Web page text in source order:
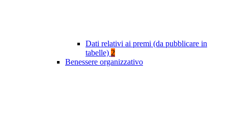
Dati relativi ai premi (da pubblicare in
tabelle) 2
Benessere organizzativo